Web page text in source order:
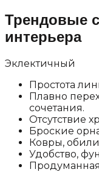
Трендовые
интерьера
Эклектичный
Простота
Плавно
сочетания.
Отсутствие
Броские
Ковры,
Удобство,